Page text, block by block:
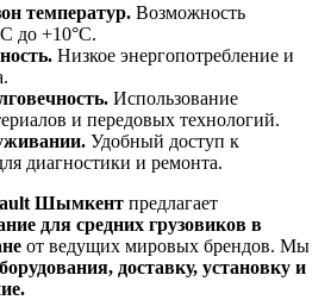
температур. Возможность
до +10°C.
Низкое энергопотребление и
Использование
и передовых технологий.
Удобный доступ к
диагностики и ремонта.
Шымкент предлагает
для средних грузовиков в
от ведущих мировых брендов. Мы
доставку, установку и